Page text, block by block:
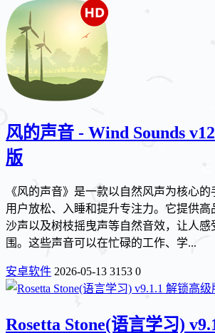
风的声音 - Wind Sounds
版
《风的声音》是一款以自然风声为核心
用户放松、入睡和提升专注力。它提供
沙声以及树枝摇曳声等自然音效，让人感
围。这些声音可以在忙碌的工作、学...
安卓软件 2026-05-13 3153 0
Rosetta Stone(语言学习)